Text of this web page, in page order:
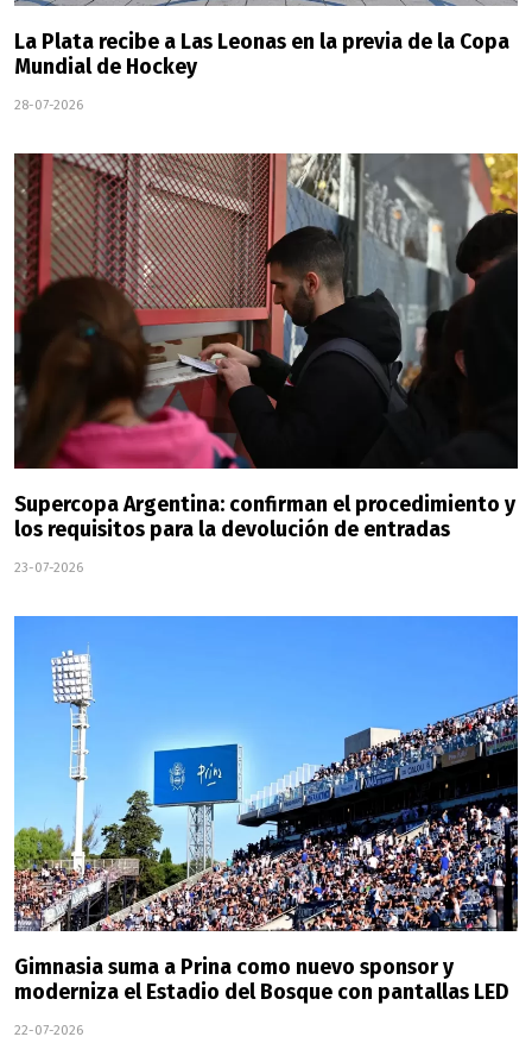
La Plata recibe a Las Leonas en la previa de la Copa
Mundial de Hockey
28-07-2026
Supercopa Argentina: confirman el procedimiento y
los requisitos para la devolución de entradas
23-07-2026
Gimnasia suma a Prina como nuevo sponsor y
moderniza el Estadio del Bosque con pantallas LED
22-07-2026